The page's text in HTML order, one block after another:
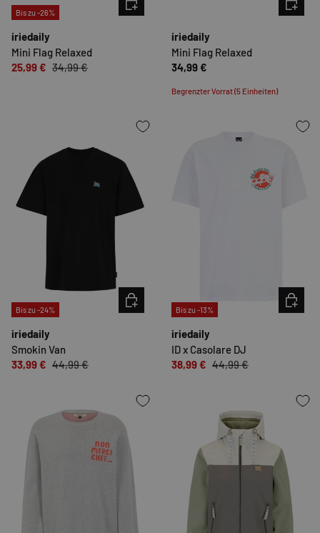
Bis zu -26%
iriedaily
Mini Flag Relaxed
25,99 € 34,99 €
iriedaily
Mini Flag Relaxed
34,99 €
Begrenzter Vorrat (5 Einheiten)
Bis zu -24%
iriedaily
Smokin Van
33,99 € 44,99 €
OPTIONEN AUSWÄHLEN
Bis zu -13%
iriedaily
ID x Casolare DJ
38,99 € 44,99 €